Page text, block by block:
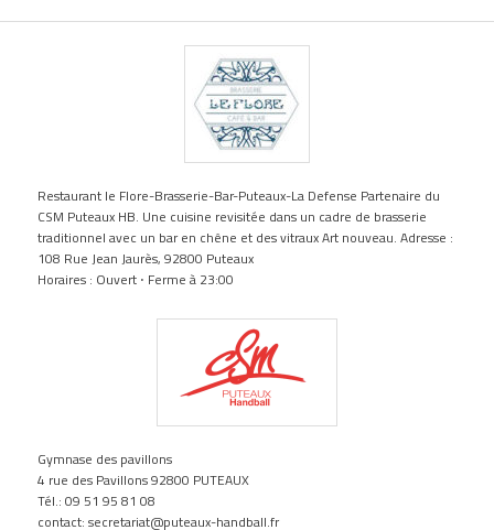
Restaurant le Flore-Brasserie-Bar-Puteaux-La Defense Partenaire du
CSM Puteaux HB. Une cuisine revisitée dans un cadre de brasserie
traditionnel avec un bar en chêne et des vitraux Art nouveau. Adresse :
108 Rue Jean Jaurès, 92800 Puteaux
Horaires : Ouvert ⋅ Ferme à 23:00
Gymnase des pavillons
4 rue des Pavillons 92800 PUTEAUX
Tél.: 09 51 95 81 08
contact: secretariat@puteaux-handball.fr